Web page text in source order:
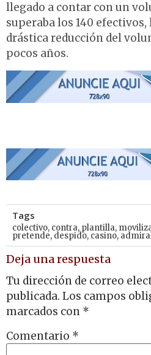
llegado a contar con un
superaba los 140
drástica reducción del
pocos años.
Tags
colectivo, contra, plantilla,
pretende, despido, casino,
Deja una respuesta
Tu dirección de correo
publicada. Los campos
marcados con *
Comentario *